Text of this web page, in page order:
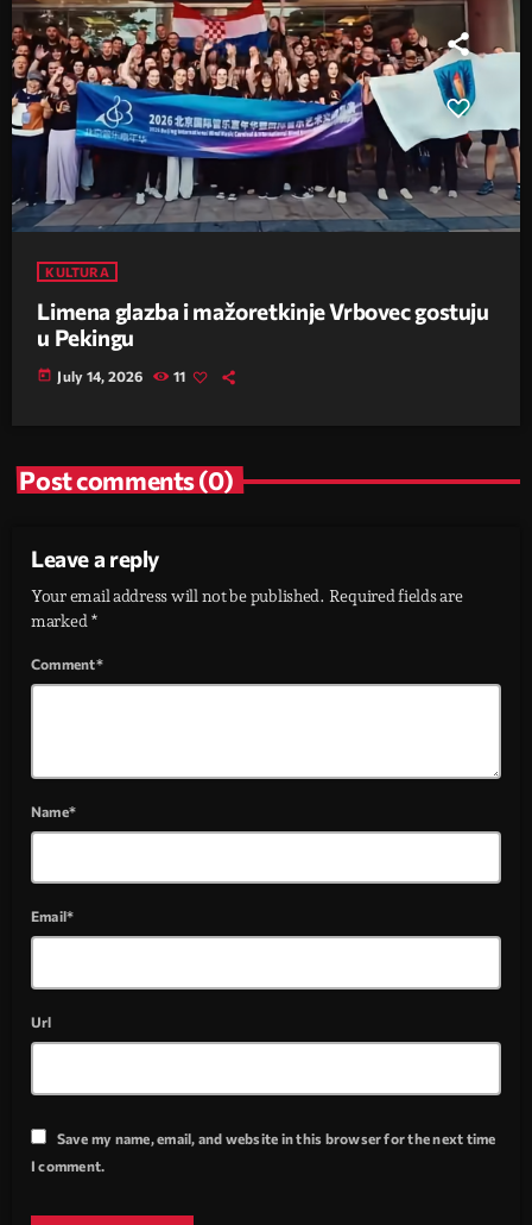
KULTURA
Limena glazba i mažoretkinje Vrbovec gostuju
u Pekingu
today July 14, 2026 11
Post comments (0)
Leave a reply
Your email address will not be published. Required fields are
marked *
Comment*
Name*
Email*
Url
Save my name, email, and website in this browser for the next time
I comment.